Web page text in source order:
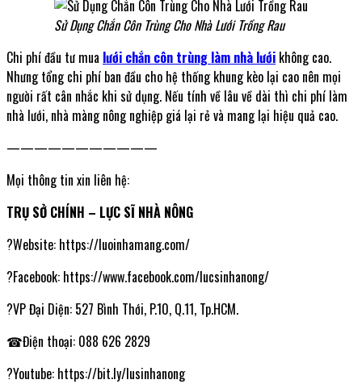
Sử Dụng Chắn Côn Trùng Cho Nhà Lưới Trồng Rau
Chi phí đầu tư mua lưới chắn côn trùng làm nhà lưới không cao.
Nhưng tổng chi phí ban đầu cho hệ thống khung kèo lại cao nên mọi
người rất cân nhắc khi sử dụng. Nếu tính về lâu về dài thì chi phí làm
nhà lưới, nhà màng nông nghiệp giá lại rẻ và mang lại hiệu quả cao.
———————————
Mọi thông tin xin liên hệ:
TRỤ SỞ CHÍNH – LỰC SĨ NHÀ NÔNG
?Website: https://luoinhamang.com/
?Facebook: https://www.facebook.com/lucsinhanong/
?VP Đại Diện: 527 Bình Thới, P.10, Q.11, Tp.HCM.
☎Điện thoại: 088 626 2829
?Youtube: https://bit.ly/lusinhanong